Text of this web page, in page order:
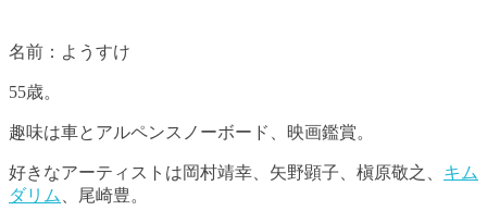
名前：ようすけ
55歳。
趣味は車とアルペンスノーボード、映画鑑賞。
好きなアーティストは岡村靖幸、矢野顕子、槇原敬之、 キム
ダリム
、尾崎豊。